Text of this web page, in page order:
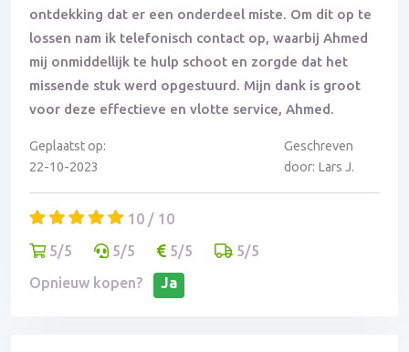
ontdekking dat er een onderdeel miste. Om dit op te
lossen nam ik telefonisch contact op, waarbij Ahmed
mij onmiddellijk te hulp schoot en zorgde dat het
missende stuk werd opgestuurd. Mijn dank is groot
voor deze effectieve en vlotte service, Ahmed.
Geplaatst op:
22-10-2023
Geschreven
door: Lars J.
10 / 10
5/5
5/5 5/5
5/5
Opnieuw kopen?
Ja